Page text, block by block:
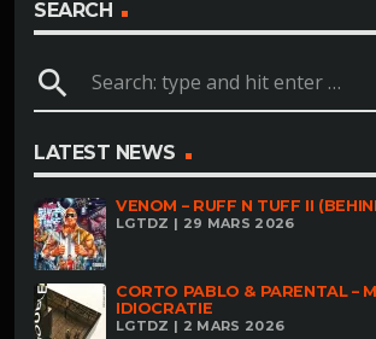
SEARCH
search
LATEST NEWS
VENOM – RUFF N TUFF II
LGTDZ | 29 MARS 2026
CORTO PABLO & PARENTAL –
IDIOCRATIE
LGTDZ | 2 MARS 2026